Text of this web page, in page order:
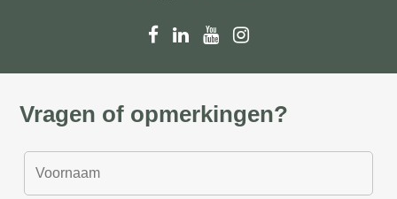
Vragen of opmerkingen?